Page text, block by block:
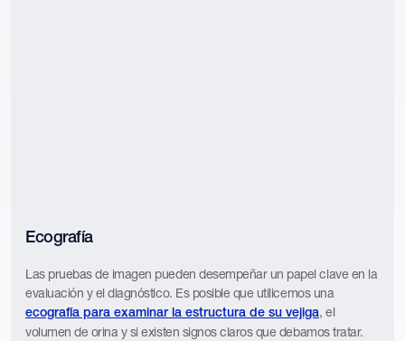
Ecografía
Las pruebas de imagen pueden desempeñar un papel clave en la
evaluación y el diagnóstico. Es posible que utilicemos una
ecografía para examinar la estructura de su vejiga, el
volumen de orina y si existen signos claros que debamos tratar.